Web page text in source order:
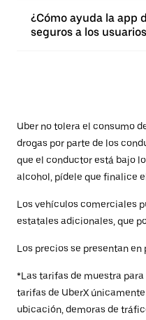
¿Cómo ayuda la app
seguros a los
Uber no tolera el consumo
drogas por parte de los
que el conductor está bajo
alcohol, pídele que finalice
Los vehículos comerciales
estatales adicionales, que
Los precios se presentan en
*Las tarifas de muestra
tarifas de UberX
ubicación, demoras de